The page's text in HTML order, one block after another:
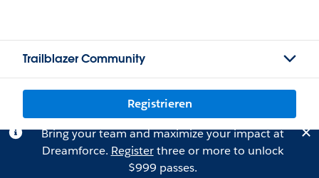
Trailblazer Community
Registrieren
Bring your team and maximize your impact at
Dreamforce. Registerthree or more to unlock
$999 passes.